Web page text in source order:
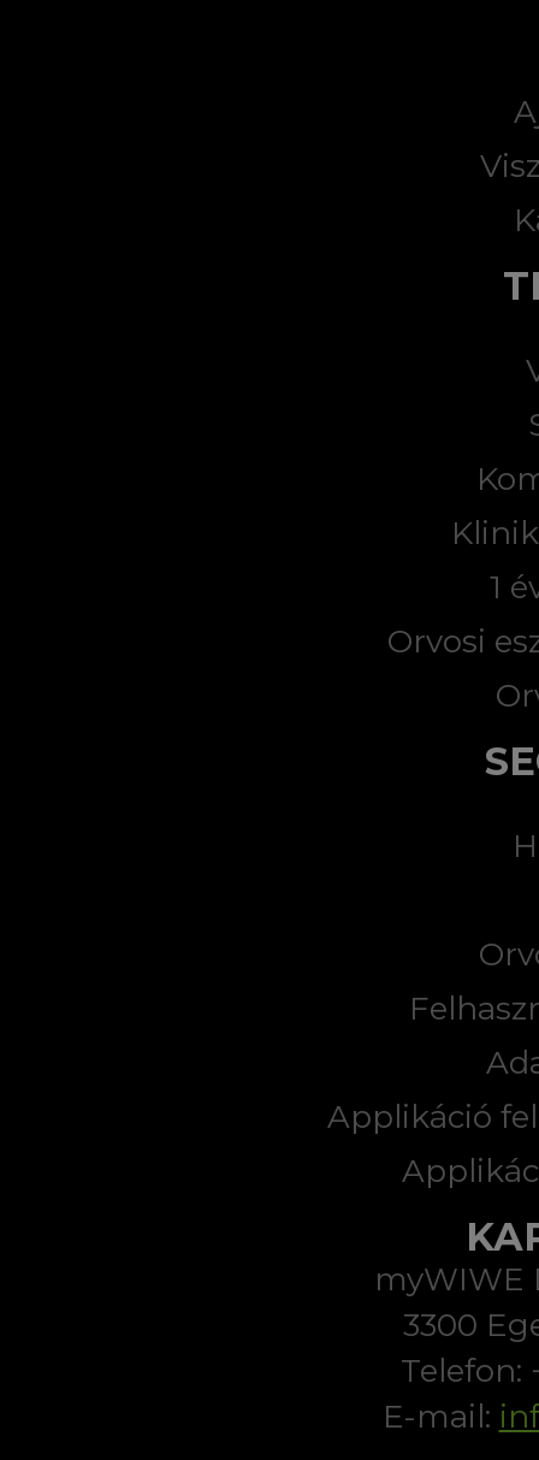
1
Orvosi
Applikáció
myWIWE
3300
Telefon:
E-mail: